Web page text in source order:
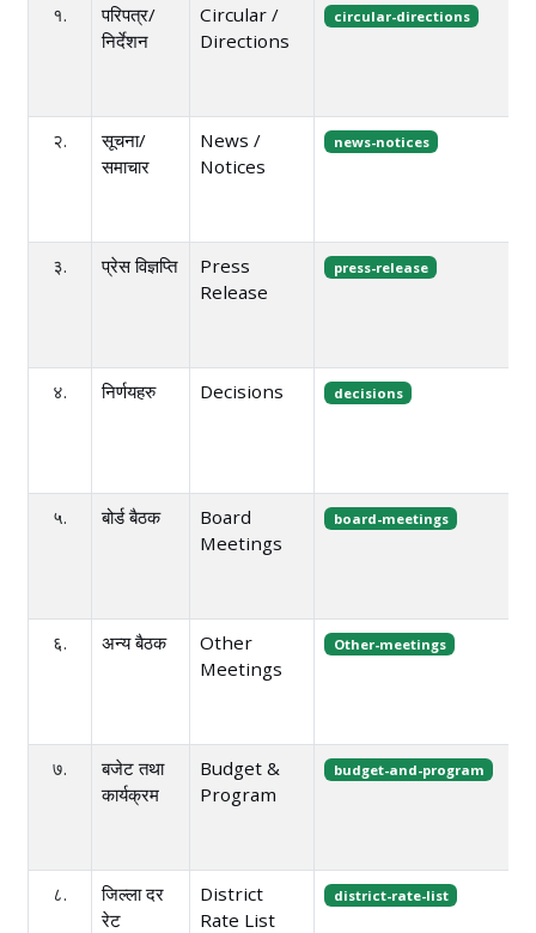
१.
परिपत्र/
निर्देशन
Circular /
Directions
circular-directions
२.
सूचना/
समाचार
News /
Notices
news-notices
३. प्रेस विज्ञप्ति
Press
Release
press-release
४. निर्णयहरु Decisions decisions
५. बोर्ड बैठक
Board
Meetings
board-meetings
६. अन्य बैठक
Other
Meetings
Other-meetings
७.
बजेट तथा
कार्यक्रम
Budget &
Program
budget-and-program
८.
जिल्ला दर
रेट
District
Rate List
district-rate-list